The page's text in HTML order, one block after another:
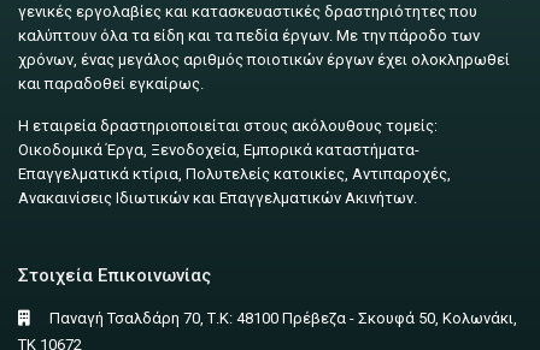
γενικές εργολαβίες και κατασκευαστικές δραστηριότητες που
καλύπτουν όλα τα είδη και τα πεδία έργων. Με την πάροδο των
χρόνων, ένας μεγάλος αριθμός ποιοτικών έργων έχει ολοκληρωθεί
και παραδοθεί εγκαίρως.
Η εταιρεία δραστηριοποιείται στους ακόλουθους τομείς:
Οικοδομικά Έργα, Ξενοδοχεία, Εμπορικά καταστήματα-
Επαγγελματικά κτίρια, Πολυτελείς κατοικίες, Αντιπαροχές,
Ανακαινίσεις Ιδιωτικών και Επαγγελματικών Ακινήτων.
Στοιχεία Επικοινωνίας
Παναγή Τσαλδάρη 70, Τ.Κ: 48100 Πρέβεζα - Σκουφά 50, Κολωνάκι,
ΤΚ 10672